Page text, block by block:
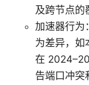
及跨节点的
加速器行为
为差异，如
在
告端口冲突